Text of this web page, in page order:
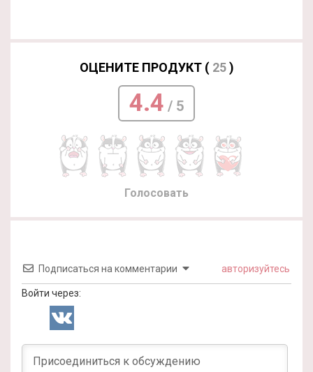
ОЦЕНИТЕ ПРОДУКТ ( 25)
4.4 / 5
Голосовать
Подписаться на комментарии авторизуйтесь
Войти через: